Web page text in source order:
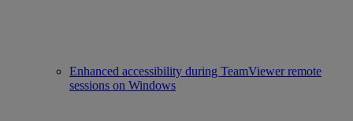
Enhanced accessibility during TeamViewer remote
sessions on Windows